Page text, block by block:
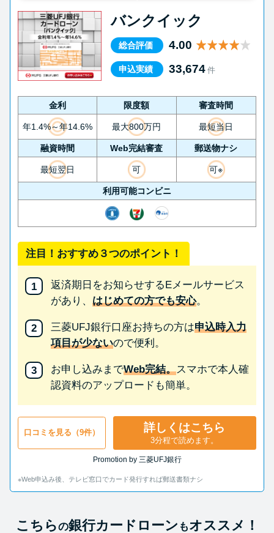
バンクイック
総合評価 4.00
申込実績 33,674 件
金利 限度額 審査時間
年1.4%～年14.6% 最大800万円 最短当日
融資時間 Web完結審査 郵送物ナシ
最短翌日 可 可※
利用可能コンビニ
注目！おすすめ３つのポイント！
返済期日をお知らせするEメールサービス
があり、 はじめての方でも安心。
三菱UFJ銀行口座お持ちの方は申込時入力
項目が少ないので便利。
お申し込みまでWeb完結。スマホで本人確
認資料のアップロードも簡単。
口コミを見る（9件） 詳しくはこちら
3分程で読めます。
Promotion by 三菱UFJ銀行
※Web申込み後、テレビ窓口でカード発行すれば郵送書類ナシ
こちらの銀行カードローン もオススメ！